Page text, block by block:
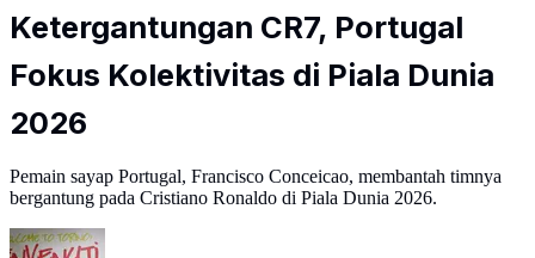
Ketergantungan CR7, Portugal
Fokus Kolektivitas di Piala Dunia
2026
Pemain sayap Portugal, Francisco Conceicao, membantah timnya
bergantung pada Cristiano Ronaldo di Piala Dunia 2026.